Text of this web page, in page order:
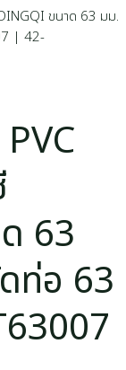
63
ท่อ 63